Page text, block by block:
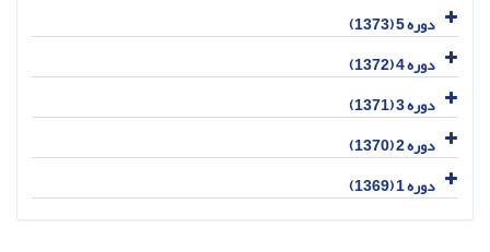
دوره 5 (1373)
دوره 4 (1372)
دوره 3 (1371)
دوره 2 (1370)
دوره 1 (1369)